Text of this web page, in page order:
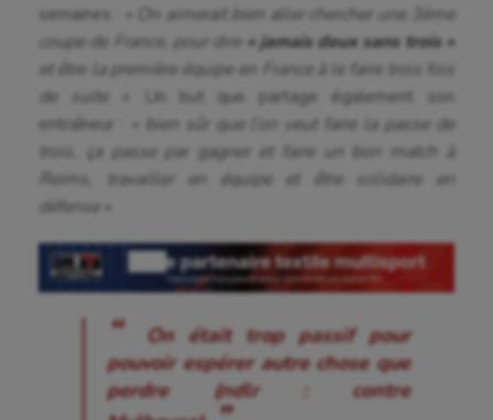
semaines :
« On aimerait bien aller chercher une 3ème
coupe de France, pour dire « jamais deux sans trois »
et être la première équipe en France à le faire trois fois
de suite »
. Un but que partage également son
entraîneur :
« bien sûr que l’on veut faire la passe de
trois, ça passe par gagner et faire un bon match à
Reims, travailler en équipe et être solidaire en
défense »
On était trop passif pour
pouvoir espérer autre chose que
perdre (ndlr : contre